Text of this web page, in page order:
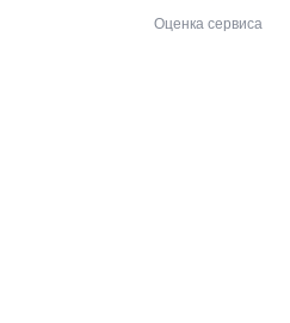
и со всей
весь упаковочный
много ) был собран и
Оценка сервиса